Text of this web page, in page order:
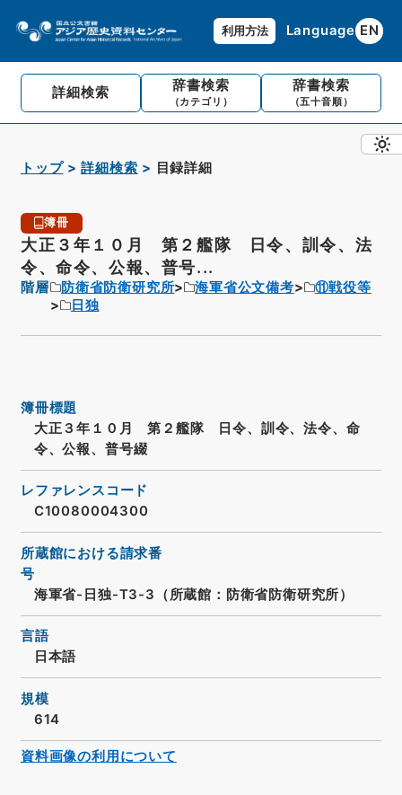
利用方法 Language EN
詳細検索 辞書検索
（カテゴリ）
辞書検索
（五十音順）
トップ 詳細検索 目録詳細
簿冊
大正３年１０月 第２艦隊 日令、訓令、法
令、命令、公報、普号...
階層 防衛省防衛研究所 海軍省公文備考
⑪戦役等
日独
簿冊標題
大正３年１０月 第２艦隊 日令、訓令、法令、命
令、公報、普号綴
レファレンスコード
C10080004300
所蔵館における請求番
号
海軍省-日独-T3-3（所蔵館：防衛省防衛研究所）
言語
日本語
規模
614
資料画像の利用について